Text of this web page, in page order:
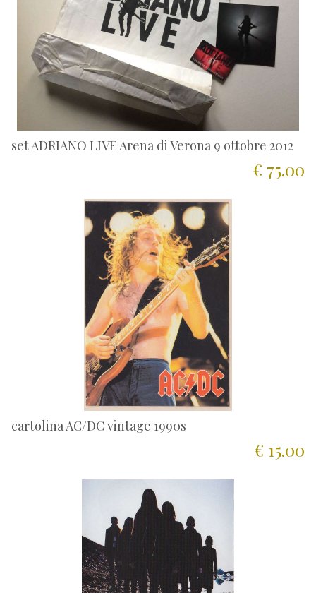
set ADRIANO LIVE Arena di Verona 9 ottobre 2012
€ 75.00
cartolina AC/DC vintage 1990s
€ 15.00